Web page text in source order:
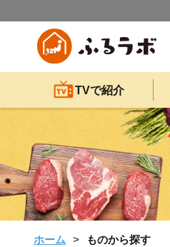
TVで紹介
ホーム ものから探す